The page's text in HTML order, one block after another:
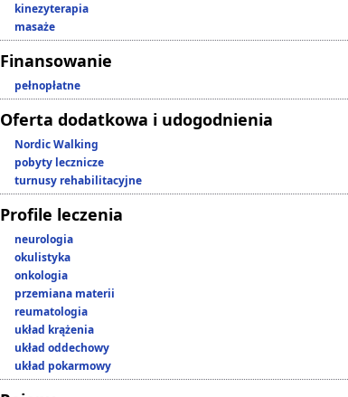
kinezyterapia
masaże
Finansowanie
pełnopłatne
Oferta dodatkowa i udogodnienia
Nordic Walking
pobyty lecznicze
turnusy rehabilitacyjne
Profile leczenia
neurologia
okulistyka
onkologia
przemiana materii
reumatologia
układ krążenia
układ oddechowy
układ pokarmowy